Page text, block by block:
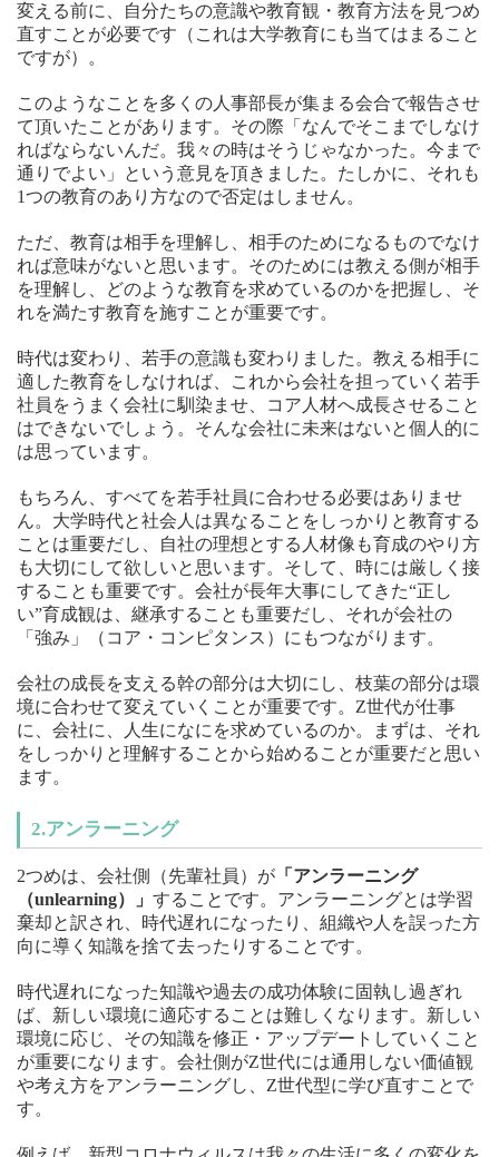
変える前に、自分たちの意識や教育観・教育方法を見つめ
直すことが必要です（これは大学教育にも当てはまること
ですが）。
このようなことを多くの人事部長が集まる会合で報告させ
て頂いたことがあります。その際「なんでそこまでしなけ
ればならないんだ。我々の時はそうじゃなかった。今まで
通りでよい」という意見を頂きました。たしかに、それも
1つの教育のあり方なので否定はしません。
ただ、教育は相手を理解し、相手のためになるものでなけ
れば意味がないと思います。そのためには教える側が相手
を理解し、どのような教育を求めているのかを把握し、そ
れを満たす教育を施すことが重要です。
時代は変わり、若手の意識も変わりました。教える相手に
適した教育をしなければ、これから会社を担っていく若手
社員をうまく会社に馴染ませ、コア人材へ成長させること
はできないでしょう。そんな会社に未来はないと個人的に
は思っています。
もちろん、すべてを若手社員に合わせる必要はありませ
ん。大学時代と社会人は異なることをしっかりと教育する
ことは重要だし、自社の理想とする人材像も育成のやり方
も大切にして欲しいと思います。そして、時には厳しく接
することも重要です。会社が長年大事にしてきた“正し
い”育成観は、継承することも重要だし、それが会社の
「強み」（コア・コンピタンス）にもつながります。
会社の成長を支える幹の部分は大切にし、枝葉の部分は環
境に合わせて変えていくことが重要です。Z世代が仕事
に、会社に、人生になにを求めているのか。まずは、それ
をしっかりと理解することから始めることが重要だと思い
ます。
2.アンラーニング
2つめは、会社側（先輩社員）が 「アンラーニング
（unlearning）」 することです。アンラーニングとは学習
棄却と訳され、時代遅れになったり、組織や人を誤った方
向に導く知識を捨て去ったりすることです。
時代遅れになった知識や過去の成功体験に固執し過ぎれ
ば、新しい環境に適応することは難しくなります。新しい
環境に応じ、その知識を修正・アップデートしていくこと
が重要になります。会社側がZ世代には通用しない価値観
や考え方をアンラーニングし、Z世代型に学び直すことで
す。